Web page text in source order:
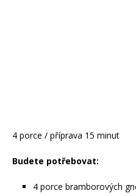
4 porce / příprava 15 minut
Budete potřebovat:
4 porce bramborových